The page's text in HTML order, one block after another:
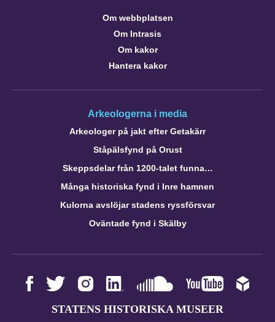
Om webbplatsen
Om Intrasis
Om kakor
Hantera kakor
Arkeologerna i media
Arkeologer på jakt efter Getakärr
Ståpälsfynd på Orust
Skeppsdelar från 1200-talet funna…
Många historiska fynd i Inre hamnen
Kulorna avslöjar stadens ryssförsvar
Oväntade fynd i Skälby
STATENS HISTORISKA MUSEER